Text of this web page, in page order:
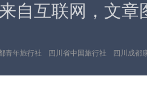
自互联网，文
青年旅行社 四川省中国旅行社
四川成都